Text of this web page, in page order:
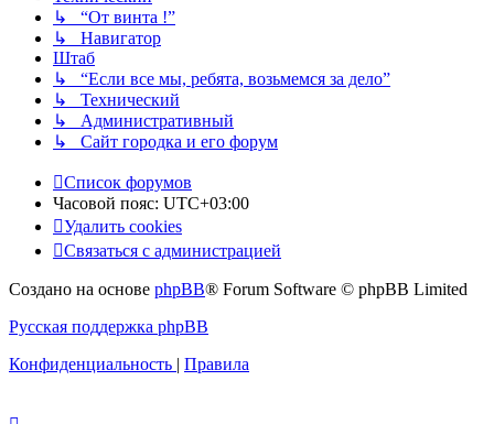
↳ “От винта !”
↳ Навигатор
Штаб
↳ “Если все мы, ребята, возьмемся за дело”
↳ Технический
↳ Административный
↳ Сайт городка и его форум
Список форумов
Часовой пояс: UTC+03:00
Удалить cookies
Связаться с администрацией
Создано на основе phpBB® Forum Software © phpBB Limited
Русская поддержка phpBB
Конфиденциальность | Правила